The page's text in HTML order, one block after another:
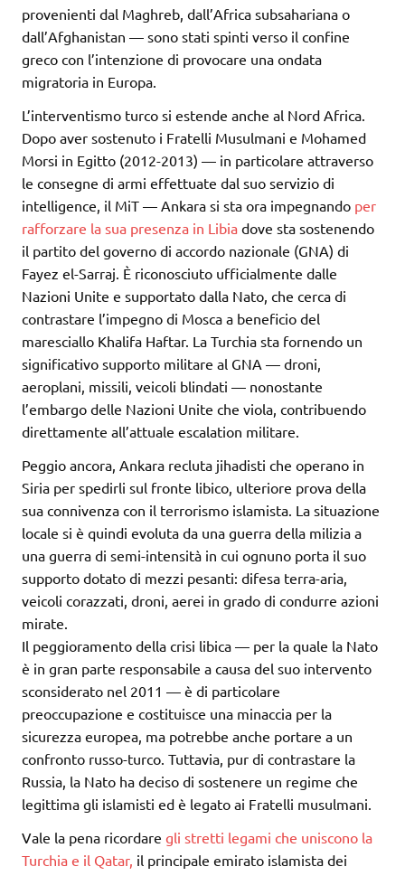
provenienti dal Maghreb, dall’Africa subsahariana o
dall’Afghanistan — sono stati spinti verso il confine
greco con l’intenzione di provocare una ondata
migratoria in Europa.
L’interventismo turco si estende anche al Nord Africa.
Dopo aver sostenuto i Fratelli Musulmani e Mohamed
Morsi in Egitto (2012-2013) — in particolare attraverso
le consegne di armi effettuate dal suo servizio di
intelligence, il MiT — Ankara si sta ora impegnando per
rafforzare la sua presenza in Libia dove sta sostenendo
il partito del governo di accordo nazionale (GNA) di
Fayez el-Sarraj. È riconosciuto ufficialmente dalle
Nazioni Unite e supportato dalla Nato, che cerca di
contrastare l’impegno di Mosca a beneficio del
maresciallo Khalifa Haftar. La Turchia sta fornendo un
significativo supporto militare al GNA — droni,
aeroplani, missili, veicoli blindati — nonostante
l’embargo delle Nazioni Unite che viola, contribuendo
direttamente all’attuale escalation militare.
Peggio ancora, Ankara recluta jihadisti che operano in
Siria per spedirli sul fronte libico, ulteriore prova della
sua connivenza con il terrorismo islamista. La situazione
locale si è quindi evoluta da una guerra della milizia a
una guerra di semi-intensità in cui ognuno porta il suo
supporto dotato di mezzi pesanti: difesa terra-aria,
veicoli corazzati, droni, aerei in grado di condurre azioni
mirate.
Il peggioramento della crisi libica — per la quale la Nato
è in gran parte responsabile a causa del suo intervento
sconsiderato nel 2011 — è di particolare
preoccupazione e costituisce una minaccia per la
sicurezza europea, ma potrebbe anche portare a un
confronto russo-turco. Tuttavia, pur di contrastare la
Russia, la Nato ha deciso di sostenere un regime che
legittima gli islamisti ed è legato ai Fratelli musulmani.
Vale la pena ricordare gli stretti legami che uniscono la
Turchia e il Qatar, il principale emirato islamista dei